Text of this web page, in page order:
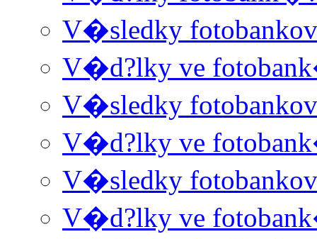
V�sledky
V�d?lky ve
V�sledky
V�d?lky ve
V�sledky
V�d?lky ve